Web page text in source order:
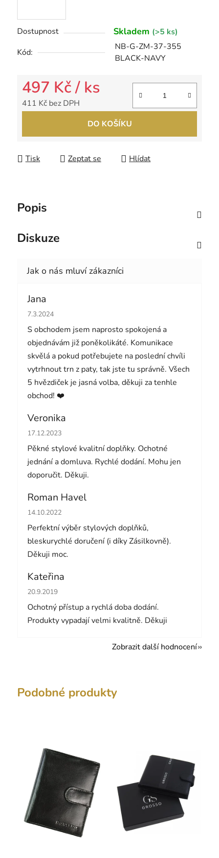
Dostupnost Skladem (>5 ks)
Kód:
NB-G-ZM-37-355
BLACK-NAVY
497 Kč/ ks
411 Kč bez DPH
DO KOŠÍKU
Tisk Zeptat se Hlídat
Popis
Diskuze
Jana
Hodnocení obchodu je 5 z 5 hvězdiček.
7.3.2024
S obchodem jsem naprosto spokojená a
objednávám již poněkolikáté. Komunikace
skvělá a pokud potřebujete na poslední chvíli
vytrhnout trn z paty, tak jste tu správně. Všech
5 hvězdiček je jasná volba, děkuji za tenhle
obchod! ❤️
Veronika
Hodnocení obchodu je 5 z 5 hvězdiček.
17.12.2023
Pěkné stylové kvalitní doplňky. Ochotné
jednání a domluva. Rychlé dodání. Mohu jen
doporučit. Děkuji.
Roman Havel
Hodnocení obchodu je 5 z 5 hvězdiček.
14.10.2022
Perfektní výběr stylových doplňků,
bleskurychlé doručení (i díky Zásilkovně).
Děkuji moc.
Kateřina
Hodnocení obchodu je 5 z 5 hvězdiček.
20.9.2019
Ochotný přístup a rychlá doba dodání.
Produkty vypadají velmi kvalitně. Děkuji
Zobrazit další hodnocení
Podobné produkty